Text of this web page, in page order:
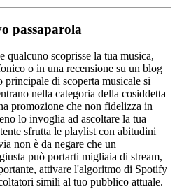
passaparola
qualcuno scoprisse la tua musica,
o in una recensione su un blog
di scoperta musicale si
nella categoria della cosiddetta
promozione che non fidelizza in
lo invoglia ad ascoltare la tua
sfrutta le playlist con abitudini
non è da negare che un
può portarti migliaia di stream,
attivare l'algoritmo di Spotify
simili al tuo pubblico attuale.